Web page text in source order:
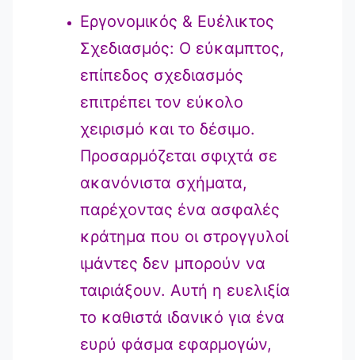
Εργονομικός & Ευέλικτος
Σχεδιασμός: Ο εύκαμπτος,
επίπεδος σχεδιασμός
επιτρέπει τον εύκολο
χειρισμό και το δέσιμο.
Προσαρμόζεται σφιχτά σε
ακανόνιστα σχήματα,
παρέχοντας ένα ασφαλές
κράτημα που οι στρογγυλοί
ιμάντες δεν μπορούν να
ταιριάξουν. Αυτή η ευελιξία
το καθιστά ιδανικό για ένα
ευρύ φάσμα εφαρμογών,